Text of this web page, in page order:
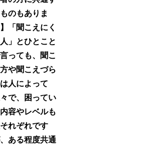
のもありま
「聞こえにく
」とひとこと
っても、聞こ
や聞こえづら
人によって
で、困ってい
容やレベルも
れぞれです
ある程度共通